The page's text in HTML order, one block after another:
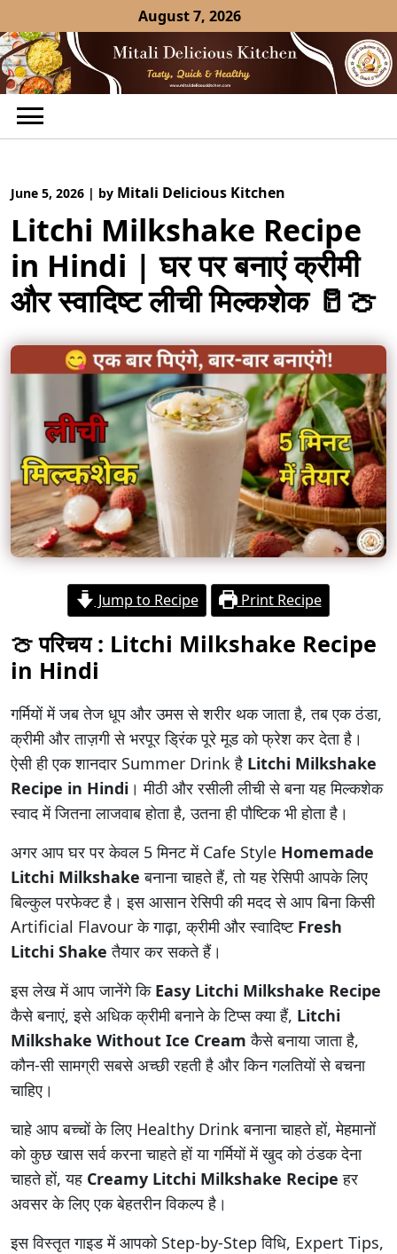
to
content
August 7, 2026
June 5, 2026 | by Mitali Delicious Kitchen
Litchi Milkshake Recipe
in Hindi | घर पर बनाएं क्रीमी
और स्वादिष्ट लीची मिल्कशेक 🥛🍈
Jump to Recipe Print Recipe
🍈 परिचय : Litchi Milkshake Recipe
in Hindi
गर्मियों में जब तेज धूप और उमस से शरीर थक जाता है, तब एक ठंडा,
क्रीमी और ताज़गी से भरपूर ड्रिंक पूरे मूड को फ्रेश कर देता है।
ऐसी ही एक शानदार Summer Drink है Litchi Milkshake
Recipe in Hindi । मीठी और रसीली लीची से बना यह मिल्कशेक
स्वाद में जितना लाजवाब होता है, उतना ही पौष्टिक भी होता है।
अगर आप घर पर केवल 5 मिनट में Cafe Style Homemade
Litchi Milkshake बनाना चाहते हैं, तो यह रेसिपी आपके लिए
बिल्कुल परफेक्ट है। इस आसान रेसिपी की मदद से आप बिना किसी
Artificial Flavour के गाढ़ा, क्रीमी और स्वादिष्ट Fresh
Litchi Shake तैयार कर सकते हैं।
इस लेख में आप जानेंगे कि Easy Litchi Milkshake Recipe
कैसे बनाएं, इसे अधिक क्रीमी बनाने के टिप्स क्या हैं, Litchi
Milkshake Without Ice Cream कैसे बनाया जाता है,
कौन-सी सामग्री सबसे अच्छी रहती है और किन गलतियों से बचना
चाहिए।
चाहे आप बच्चों के लिए Healthy Drink बनाना चाहते हों, मेहमानों
को कुछ खास सर्व करना चाहते हों या गर्मियों में खुद को ठंडक देना
चाहते हों, यह Creamy Litchi Milkshake Recipe हर
अवसर के लिए एक बेहतरीन विकल्प है।
इस विस्तृत गाइड में आपको Step-by-Step विधि, Expert Tips,